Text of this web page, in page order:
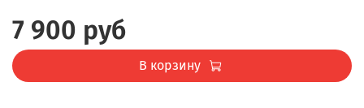
7 900 руб
В корзину